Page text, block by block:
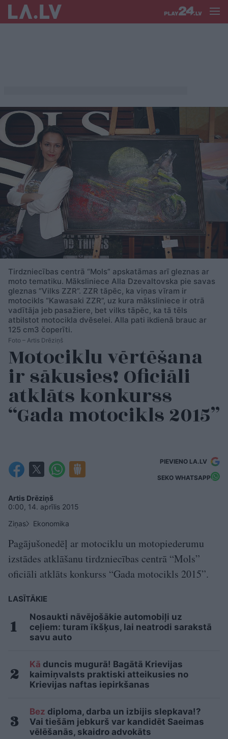
Tirdzniecības centrā “Mols” apskatāmas arī gleznas ar
moto tematiku. Māksliniece Alla Dzevaltovska pie savas
gleznas “Vilks ZZR”. ZZR tāpēc, ka viņas vīram ir
motocikls “Kawasaki ZZR”, uz kura māksliniece ir otrā
vadītāja jeb pasažiere, bet vilks tāpēc, ka tā tēls
atbilstot motocikla dvēselei. Alla pati ikdienā brauc ar
125 cm3 čoperīti.
Foto – Artis Drēziņš
Motociklu vērtēšana
ir sākusies! Oficiāli
atklāts konkurss
“Gada motocikls 2015”
PIEVIENO LA.LV
SEKO WHATSAPP
Artis Drēziņš
0:00, 14. aprīlis 2015
Ziņas
Ekonomika
Pagājušonedēļ ar motociklu un motopiederumu
izstādes atklāšanu tirdzniecības centrā “Mols”
oficiāli atklāts konkurss “Gada motocikls 2015”.
LASĪTĀKIE
Nosaukti nāvējošākie automobiļi uz
ceļiem: turam īkšķus, lai neatrodi sarakstā
savu auto
Kā duncis mugurā! Bagātā Krievijas
kaimiņvalsts praktiski atteikusies no
Krievijas naftas iepirkšanas
Bez diploma, darba un izbijis slepkava!?
Vai tiešām jebkurš var kandidēt Saeimas
vēlēšanās, skaidro advokāts